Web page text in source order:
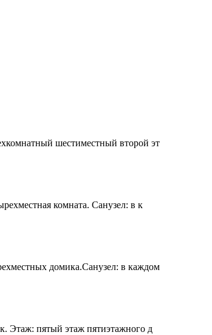
шестиместный второй эт
комната. Санузел: в к
домика.Санузел: в каждом
Этаж: пятый этаж пятиэтажного д